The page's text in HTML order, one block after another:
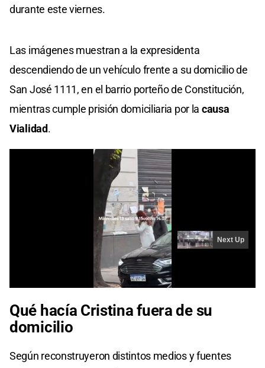
durante este viernes.
Las imágenes muestran a la expresidenta
descendiendo de un vehículo frente a su domicilio de
San José 1111, en el barrio porteño de Constitución,
mientras cumple prisión domiciliaria por la causa
Vialidad.
Qué hacía Cristina fuera de su
domicilio
Según reconstruyeron distintos medios y fuentes